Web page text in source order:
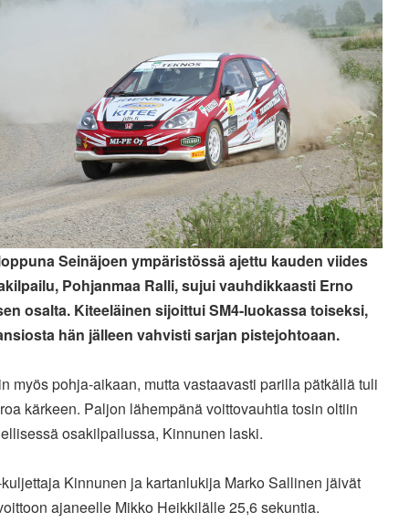
Seinäjoen ympäristössä ajettu kauden viides
Pohjanmaa Ralli, sujui vauhdikkaasti Erno
osalta. Kiteeläinen sijoittui SM4-luokassa toiseksi,
hän jälleen vahvisti sarjan pistejohtoaan.
myös pohja-aikaan, mutta vastaavasti parilla pätkällä tuli
kärkeen. Paljon lähempänä voittovauhtia tosin oltiin
osakilpailussa, Kinnunen laski.
Kinnunen ja kartanlukija Marko Sallinen jäivät
ajaneelle Mikko Heikkilälle 25,6 sekuntia.